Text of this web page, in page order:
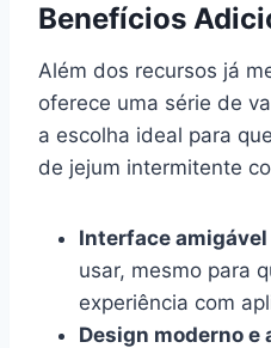
Benefícios
Além dos recursos já
oferece uma série de
a escolha ideal para
de jejum intermitente
Interface
usar, mesmo para
experiência com
Design moderno e